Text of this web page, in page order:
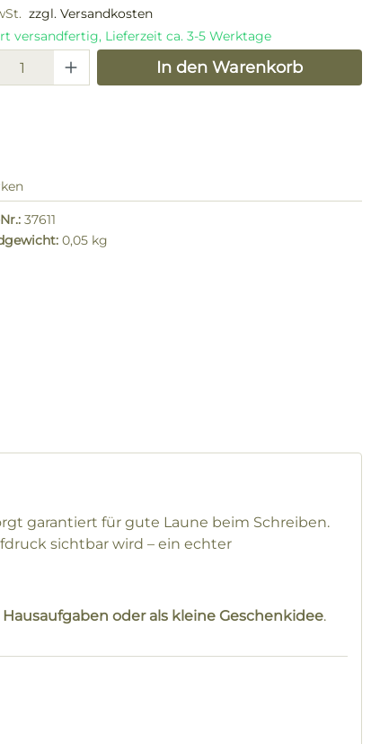
zzgl. Versandkosten
versandfertig, Lieferzeit ca. 3-5 Werktage
Anzahl: Gib denIn den Warenkorb
37611
0,05 kg
garantiert für gute Laune beim Schreiben.
sichtbar wird – ein echter
Hausaufgaben oder als kleine Geschenkidee.